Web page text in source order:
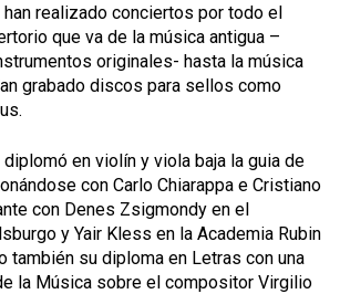
han realizado conciertos por todo el
que va de la música antigua –
originales- hasta la música
grabado discos para sellos como
en violín y viola baja la guia de
con Carlo Chiarappa e Cristiano
con Denes Zsigmondy en el
y Yair Kless en la Academia Rubin
también su diploma en Letras con una
la Música sobre el compositor Virgilio